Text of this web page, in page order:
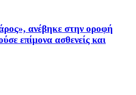
ανέβηκε στην οροφή
επίμονα ασθενείς και